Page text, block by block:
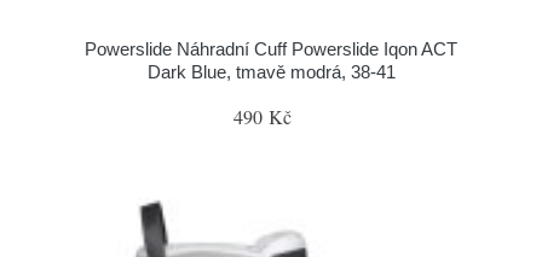
Powerslide Náhradní Cuff Powerslide Iqon ACT
Dark Blue, tmavě modrá, 38-41
490 Kč